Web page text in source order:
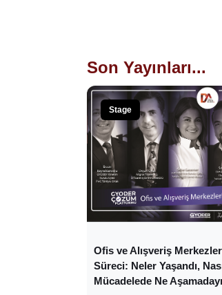
Son Yayınları...
Stage
Ofis ve Alışveriş
Süreci: Neler Yaşandı,
Mücadelede Ne